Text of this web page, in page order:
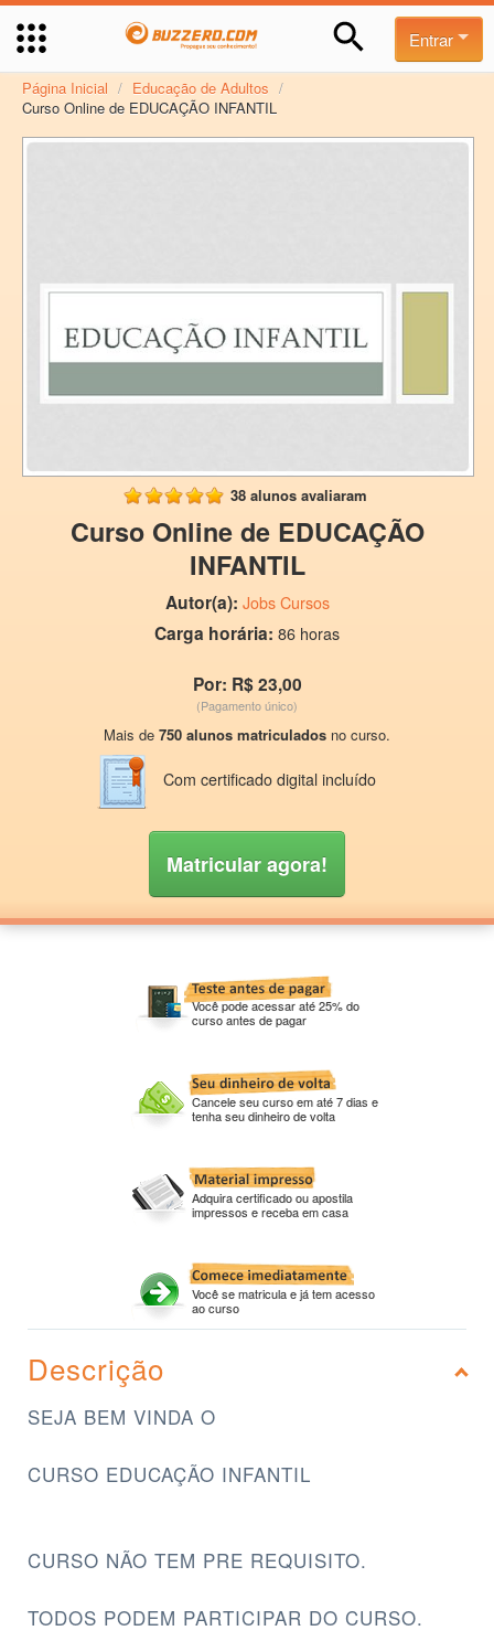
Entrar
Página Inicial / Educação de Adultos /
Curso Online de EDUCAÇÃO INFANTIL
38 alunos avaliaram
Curso Online de EDUCAÇÃO
INFANTIL
Autor(a): Jobs Cursos
Carga horária: 86 horas
Por: R$ 23,00
(Pagamento único)
Mais de 750 alunos matriculados no curso.
Com certificado digital incluído
Matricular agora!
Você pode acessar até 25% do
curso antes de pagar
Cancele seu curso em até 7 dias e
tenha seu dinheiro de volta
Adquira certificado ou apostila
impressos e receba em casa
Você se matricula e já tem acesso
ao curso
Descrição
SEJA BEM VINDA O
CURSO EDUCAÇÃO INFANTIL
CURSO NÃO TEM PRE REQUISITO.
TODOS PODEM PARTICIPAR DO CURSO.